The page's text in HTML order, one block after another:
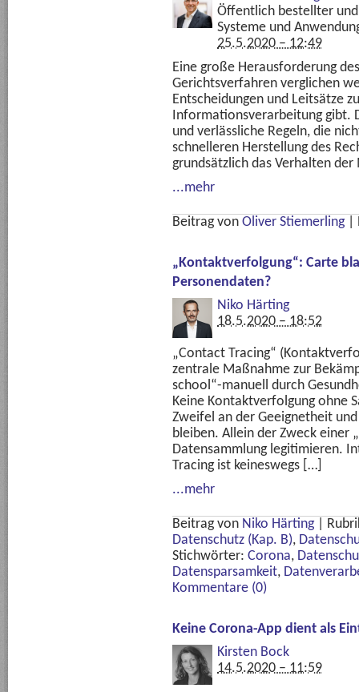
Öffentlich bestellter
Systeme und
25.5.2020 – 12:49
Eine große Herausforderung
Gerichtsverfahren verglichen
Entscheidungen und Leitsätze
Informationsverarbeitung gibt.
und verlässliche Regeln, die
schnelleren Herstellung des
grundsätzlich das Verhalten
...mehr
Beitrag von Oliver Stiemerling
„Kontaktverfolgung“: Carte
Personendaten?
Niko Härting
18.5.2020 – 18:52
„Contact Tracing“
zentrale Maßnahme zur
school“-manuell durch
Keine Kontaktverfolgung ohne
Zweifel an der Geeignetheit
bleiben. Allein der Zweck einer
Datensammlung legitimieren.
Tracing ist keineswegs […]
...mehr
Beitrag von Niko Härting
Datenschutz (Kap. B),
Stichwörter: Corona,
Datensparsamkeit,
Kommentare (0)
Keine Corona-App dient als
Kirsten Bock
14.5.2020 – 11:59